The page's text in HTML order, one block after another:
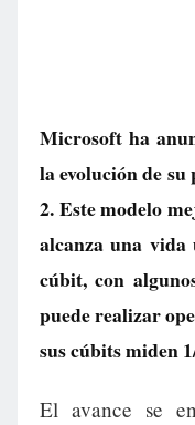
Microsoft ha
la evolución de
2. Este modelo
alcanza una vida
cúbit, con
puede realizar
sus cúbits miden
El avance se